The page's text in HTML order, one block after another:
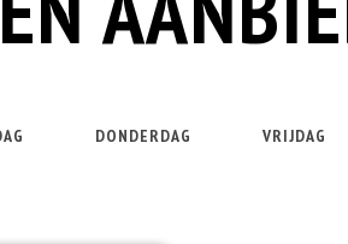
DONDERDAG VRIJDAG